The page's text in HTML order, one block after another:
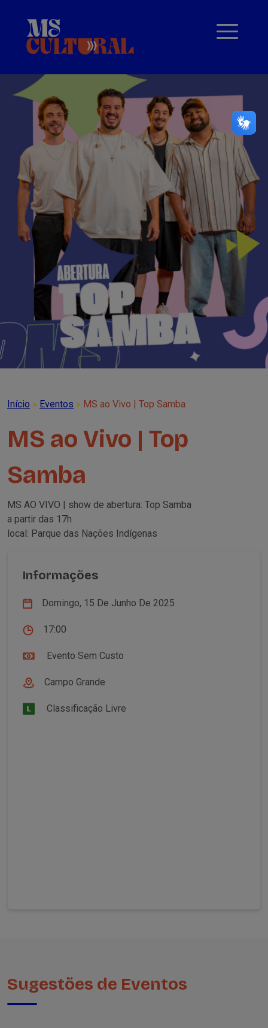
Início » Eventos » MS ao Vivo | Top Samba
MS ao Vivo | Top
Samba
MS AO VIVO | show de abertura: Top Samba
a partir das 17h
local: Parque das Nações Indígenas
Informações
Domingo, 15 De Junho De 2025
17:00
Evento Sem Custo
Campo Grande
Classificação Livre
Sugestões de Eventos